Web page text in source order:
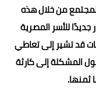
من خلال هذه
للأسر المصرية
قد تشير إلى تعاطي
المشكلة إلى كارثة
ثمنها.